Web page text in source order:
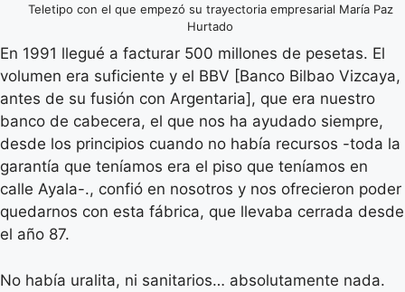
Teletipo con el que empezó su trayectoria empresarial María Paz
Hurtado
En 1991 llegué a facturar 500 millones de pesetas. El
volumen era suficiente y el BBV [Banco Bilbao Vizcaya,
antes de su fusión con Argentaria], que era nuestro
banco de cabecera, el que nos ha ayudado siempre,
desde los principios cuando no había recursos -toda la
garantía que teníamos era el piso que teníamos en
calle Ayala-., confió en nosotros y nos ofrecieron poder
quedarnos con esta fábrica, que llevaba cerrada desde
el año 87.
No había uralita, ni sanitarios… absolutamente nada.